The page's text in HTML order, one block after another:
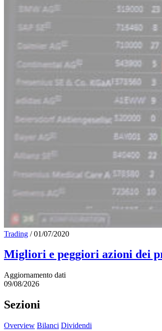
Trading / 01/07/2020
Migliori e peggiori azioni dei
Aggiornamento dati
09/08/2026
Sezioni
Overview Bilanci Dividendi